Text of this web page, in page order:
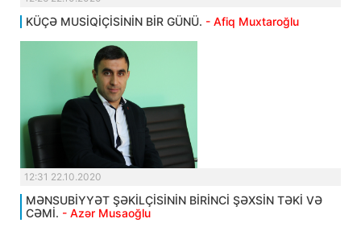
KÜÇƏ MUSİQİÇİSİNİN BİR GÜNÜ. - Afiq Muxtaroğlu
12:31 22.10.2020
MƏNSUBİYYƏT ŞƏKİLÇİSİNİN BİRİNCİ ŞƏXSİN TƏKİ VƏ
CƏMİ. - Azər Musaoğlu